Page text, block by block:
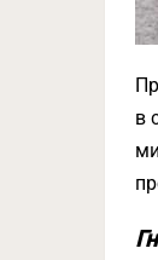
в